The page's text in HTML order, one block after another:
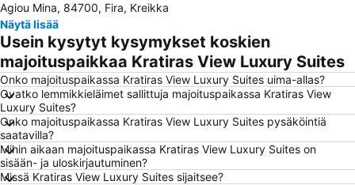
Monolithos Beach
Traditional Settlement of Anafi
Mylopotas Beach
Maltas
Agiou Mina, 84700, Fira, Kreikka
Näytä lisää
Usein kysytyt kysymykset koskien
majoituspaikkaa Kratiras View Luxury Suites
Onko majoituspaikassa Kratiras View Luxury Suites uima-allas?
Ovatko lemmikkieläimet sallittuja majoituspaikassa Kratiras View
Luxury Suites?
Onko majoituspaikassa Kratiras View Luxury Suites pysäköintiä
saatavilla?
Mihin aikaan majoituspaikassa Kratiras View Luxury Suites on
sisään- ja uloskirjautuminen?
Missä Kratiras View Luxury Suites sijaitsee?